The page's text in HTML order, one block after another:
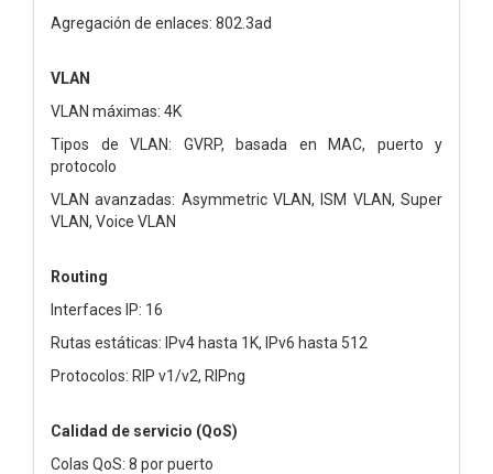
Agregación de enlaces: 802.3ad
VLAN
VLAN máximas: 4K
Tipos de VLAN: GVRP, basada en MAC, puerto y
protocolo
VLAN avanzadas: Asymmetric VLAN, ISM VLAN, Super
VLAN, Voice VLAN
Routing
Interfaces IP: 16
Rutas estáticas: IPv4 hasta 1K, IPv6 hasta 512
Protocolos: RIP v1/v2, RIPng
Calidad de servicio (QoS)
Colas QoS: 8 por puerto